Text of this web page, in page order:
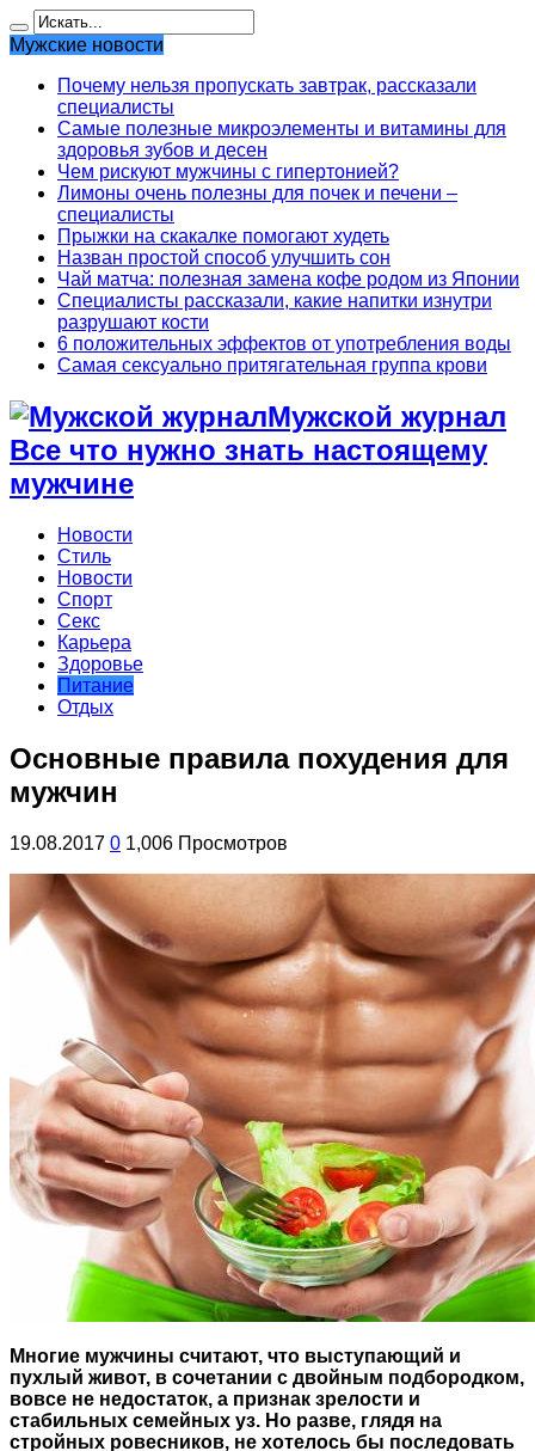
Мужские новости
Почему нельзя пропускать завтрак, рассказали
специалисты
Самые полезные микроэлементы и витамины для
здоровья зубов и десен
Чем рискуют мужчины с гипертонией?
Лимоны очень полезны для почек и печени –
специалисты
Прыжки на скакалке помогают худеть
Назван простой способ улучшить сон
Чай матча: полезная замена кофе родом из Японии
Специалисты рассказали, какие напитки изнутри
разрушают кости
6 положительных эффектов от употребления воды
Самая сексуально притягательная группа крови
Мужской журнал
Все что нужно знать настоящему
мужчине
Новости
Стиль
Новости
Спорт
Секс
Карьера
Здоровье
Питание
Отдых
Основные правила похудения для
мужчин
19.08.2017 0 1,006 Просмотров
Многие мужчины считают, что выступающий и
пухлый живот, в сочетании с двойным подбородком,
вовсе не недостаток, а признак зрелости и
стабильных семейных уз. Но разве, глядя на
стройных ровесников, не хотелось бы последовать